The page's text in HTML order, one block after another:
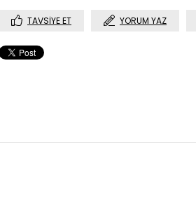
TAVSIYE ET YORUM YAZ